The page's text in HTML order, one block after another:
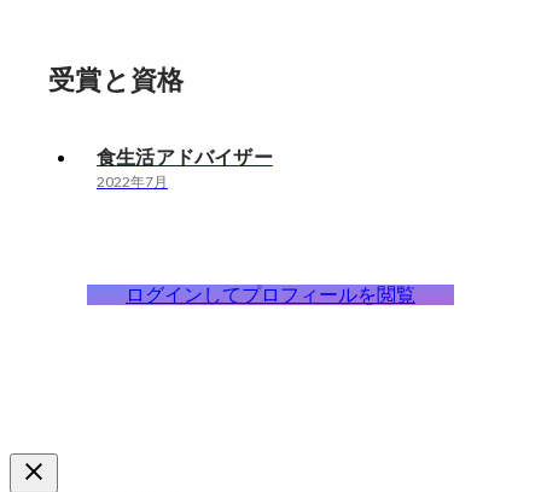
受賞と資格
食生活アドバイザー
2022年7月
ログインしてプロフィールを閲覧